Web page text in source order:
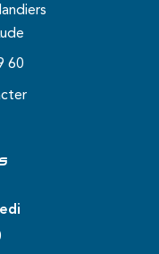
60